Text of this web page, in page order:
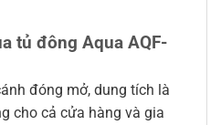
tủ đông Aqua AQF-
đóng mở, dung tích là
cho cả cửa hàng và gia